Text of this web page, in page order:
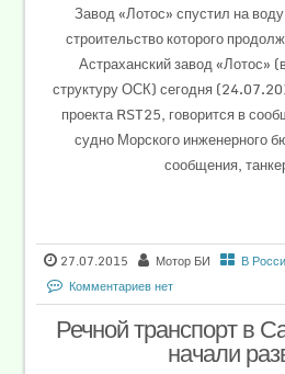
Завод «Лотос» спустил на
строительство которого
Астраханский завод «Лотос»
структуру ОСК) сегодня
проекта RST25, говорится в
судно Морского инженерного
сообщения,
27.07.2015 Мотор БИ В
Комментариев нет
Речной транспорт в
начали